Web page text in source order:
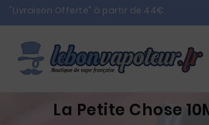
"Livraison Offerte" à partir de 44€
La Petite Chose